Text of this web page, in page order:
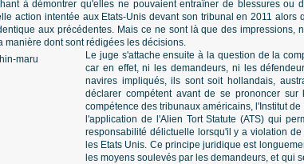
à démontrer qu'elles ne pouvaient entraîner de blessures
action intentée aux Etats-Unis devant son tribunal en 2011 alors
aux précédentes. Mais ce ne sont là que des impressions,
manière dont sont rédigées les décisions.
Le juge s'attache ensuite à la question de la
car en effet, ni les demandeurs, ni les
navires impliqués, ils sont soit hollandais,
déclarer compétent avant de se prononcer
compétence des tribunaux américains, l'Institut
l'application de l'Alien Tort Statute (ATS) qui
responsabilité délictuelle lorsqu'il y a violation
les Etats Unis. Ce principe juridique est
les moyens soulevés par les demandeurs, et qui